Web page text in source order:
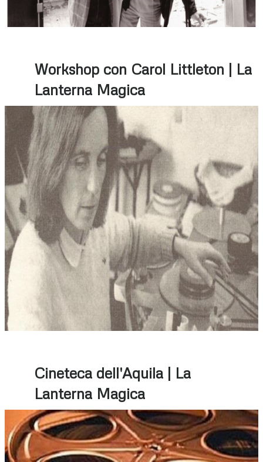
Workshop con Carol Littleton | La
Lanterna Magica
Cineteca dell'Aquila | La
Lanterna Magica